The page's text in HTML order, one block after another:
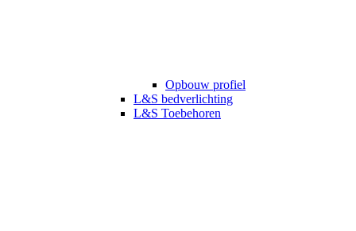
Opbouw profiel
L&S bedverlichting
L&S Toebehoren